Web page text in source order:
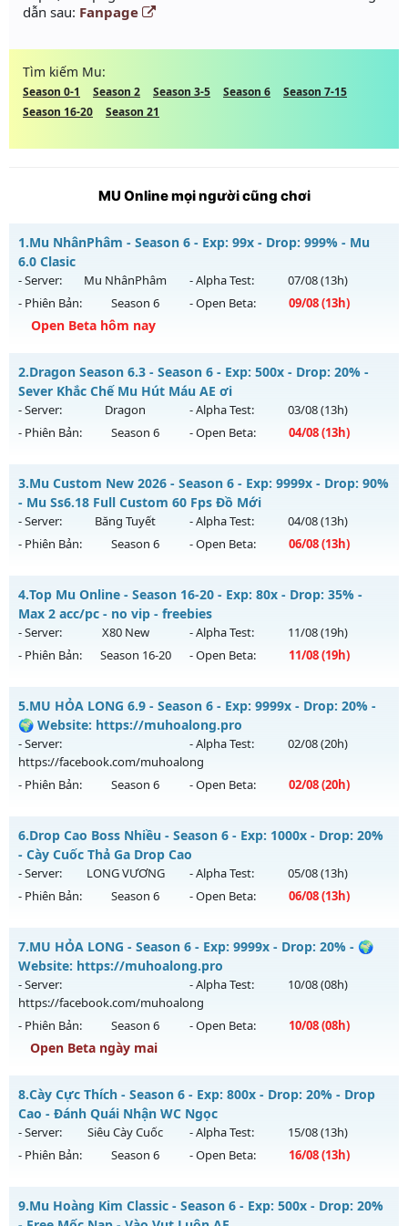
dẫn sau: Fanpage
Tìm kiếm Mu:
Season 0-1 Season 2 Season 3-5 Season 6
Season 7-15
Season 16-20
Season 21
MU Online mọi người cũng chơi
1.Mu NhânPhâm - Season 6 - Exp: 99x - Drop: 999% - Mu
6.0 Clasic
- Server: Mu NhânPhâm - Alpha Test: 07/08(13h)
- Phiên Bản:
Season 6 - Open Beta: 09/08(13h)
Open Beta hôm nay
Mu mới ra tháng 08 2026 - Mở máy chủ
13h ngày 09/08/2626
Exp: 99x - Drop: 999%
Thể loại: Mu Nguyên bản Webzen
Antihack: goldshield💥
2.Dragon Season 6.3 - Season 6 - Exp: 500x - Drop: 20% -
Sever Khắc Chế Mu Hút Máu AE ơi
- Server: Dragon - Alpha Test: 03/08(13h)
- Phiên Bản:
Season 6 - Open Beta: 04/08(13h)
Mu mới ra tháng 08 2026 - Mở máy chủ
ngày 04/08/2626
Exp: 500x - Drop: 20%
Thể loại: Mu Nguyên bản Webzen
Antihack: Antihack
3.Mu Custom New 2026 - Season 6 - Exp: 9999x - Drop: 90%
- Mu Ss6.18 Full Custom 60 Fps Đồ Mới
- Server: Băng Tuyết - Alpha Test: 04/08(13h)
- Phiên Bản:
Season 6 - Open Beta: 06/08(13h)
Mu Custom New 2026 - Mu Ss6.18 Full Custom 60 Fps Đồ
Mới
Mu mới ra tháng 08 2026 - Mở máy chủ
Băng Tuyếtvào 13h
ngày 06/08/2626
Kiểu reset: Reset In Game
Thể loại: Mu Custom thêm đồ mới
Antihack: Gold Dragon
4.Top Mu Online - Season 16-20 - Exp: 80x - Drop: 35% -
Max 2 acc/pc - no vip - freebies
- Server: X80 New - Alpha Test: 11/08(19h)
- Phiên Bản:
Season 16-20 - Open Beta: 11/08(19h)
Top Mu Online - Max 2 acc/pc - no vip - freebies
Mu mới ra tháng 08 2026 - Mở máy chủ
ngày 11/08/2626
Exp: 80x - Drop: 35%
Antihack: AntiShield
5.MU HỎA LONG 6.9 - Season 6 - Exp: 9999x - Drop: 20% -
🌍 Website: https://muhoalong.pro
- Server:
https://facebook.com/muhoalong
- Alpha Test: 02/08(20h)
- Phiên Bản: Season 6 - Open Beta: 02/08(20h)
MU HỎA LONG 6.9 - 🌍 Website: https://muhoalong.pro
Mu mới ra tháng 08 2026 - Mở máy chủ
https://facebook.com/muhoalongvào 20h ngày
02/08/2626
Kiểu reset: Non Reset
Thể loại: Mu Nguyên bản Webzen
Antihack: XShield
6.Drop Cao Boss Nhiều - Season 6 - Exp: 1000x - Drop: 20%
- Cày Cuốc Thả Ga Drop Cao
- Server: LONG VƯƠNG - Alpha Test: 05/08(13h)
- Phiên Bản:
Season 6 - Open Beta: 06/08(13h)
Drop Cao Boss Nhiều - Cày Cuốc Thả Ga Drop Cao
Mu mới ra tháng 08 2026 - Mở máy chủ
13h ngày 06/08/2626
Exp: 1000x - Drop: 20%
Kiểu reset: Reset In Game
Antihack: GameGuard
7.MU HỎA LONG - Season 6 - Exp: 9999x - Drop: 20% - 🌍
Website: https://muhoalong.pro
- Server:
https://facebook.com/muhoalong
- Alpha Test: 10/08(08h)
- Phiên Bản: Season 6 - Open Beta: 10/08(08h)
Open Beta ngày mai
MU HỎA LONG - 🌍 Website: https://muhoalong.pro
Mu mới ra tháng 08 2026 - Mở máy chủ
https://facebook.com/muhoalongvào 08h ngày
10/08/2626
Kiểu reset: Non Reset
8.Cày Cực Thích - Season 6 - Exp: 800x - Drop: 20% - Drop
Cao - Đánh Quái Nhận WC Ngọc
- Server: Siêu Cày Cuốc - Alpha Test: 15/08(13h)
- Phiên Bản:
Season 6 - Open Beta: 16/08(13h)
Cày Cực Thích - Drop Cao - Đánh Quái Nhận WC Ngọc
9.Mu Hoàng Kim Classic - Season 6 - Exp: 500x - Drop: 20%